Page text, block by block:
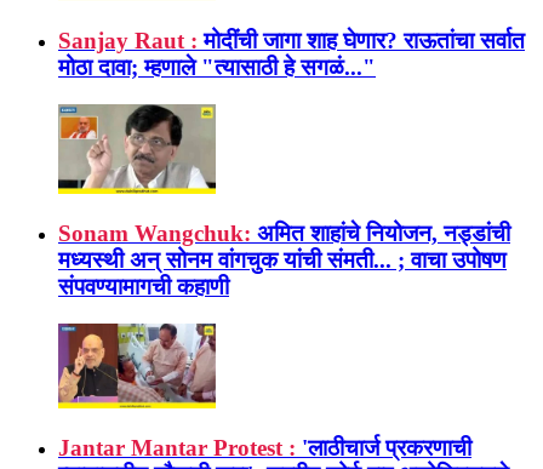
Sanjay Raut : मोदींची जागा शाह घेणार? राऊतांचा सर्वात
मोठा दावा; म्हणाले "त्यासाठी हे सगळं..."
Sonam Wangchuk: अमित शाहांचे नियोजन, नड्डांची
मध्यस्थी अन् सोनम वांगचुक यांची संमती... ; वाचा उपोषण
संपवण्यामागची कहाणी
Jantar Mantar Protest : 'लाठीचार्ज प्रकरणाची